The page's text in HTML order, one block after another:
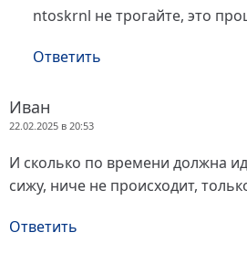
ntoskrnl не трогайте, это
Ответить
Иван
22.02.2025 в 20:53
И сколько по времени должна
сижу, ниче не происходит,
Ответить